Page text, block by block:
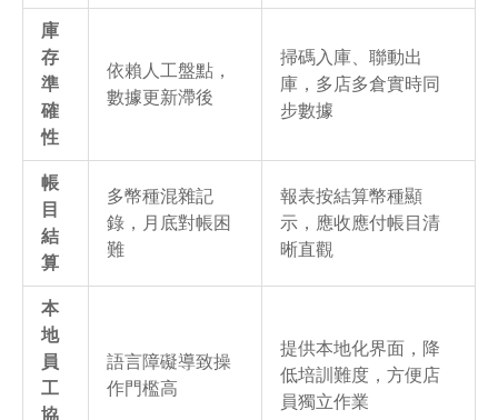
庫
存
準
確
性
依賴人工盤點，
數據更新滯後
掃碼入庫、聯動出
庫，多店多倉實時同
步數據
帳
目
結
算
多幣種混雜記
錄，月底對帳困
難
報表按結算幣種顯
示，應收應付帳目清
晰直觀
本
地
員
工
語言障礙導致操
作門檻高
提供本地化界面，降
低培訓難度，方便店
員獨立作業